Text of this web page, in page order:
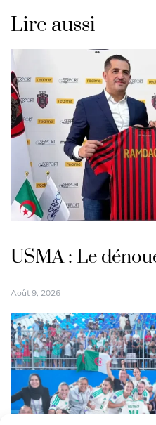
Lire aussi
USMA : Le
Août 9, 2026